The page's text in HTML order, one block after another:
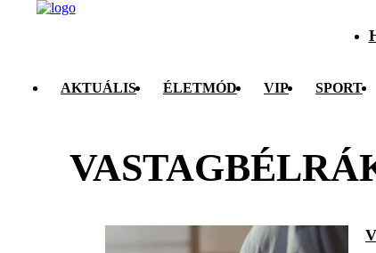
AKTUÁLIS ÉLETMÓD VIP SPORT